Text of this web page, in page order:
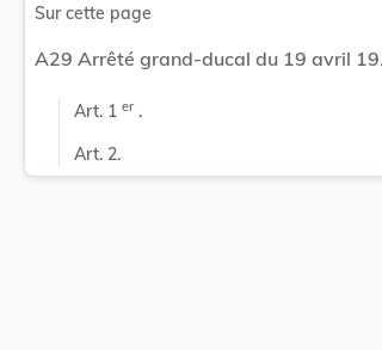
Sur cette page
A29 Arrêté grand-
Art. 1 er .
Art. 2.